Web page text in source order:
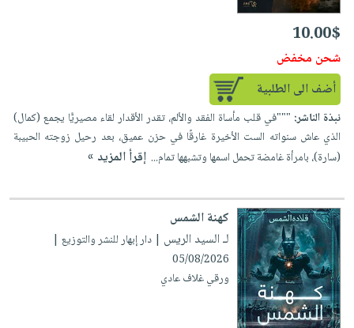
10.00$
شحن مخفض
أضف الى الطلبية
نبذة الناشر: """في قلب مأساة الفقد والألم، تقدر الأقدار لقاء مصيريًّا يجمع (كمال)
الذي عاش سنواته الست الأخيرة غارقًا في حزن عميق، بعد رحيل زوجته الحبيبة
(سارة)، بامرأة غامضة تحمل اسمها وتشبهها تمام... إقرأ المزيد »
كهنة الشمس
لـ السيد الريس | دار إبهار للنشر والتوزيع |
05/08/2026
ورقي غلاف عادي